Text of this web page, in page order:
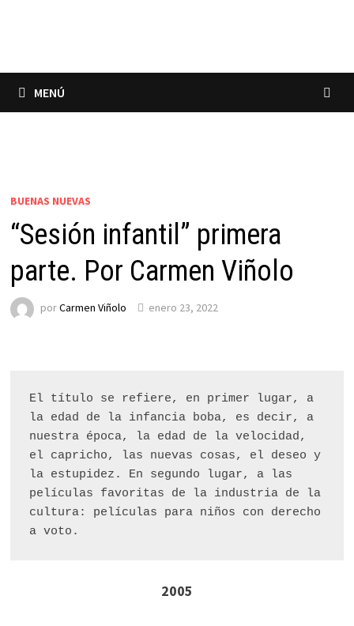
MENÚ
BUENAS NUEVAS
“Sesión infantil” primera
parte. Por Carmen Viñolo
porCarmen Viñolo enero 23, 2022
El título se refiere, en primer lugar, a
la edad de la infancia boba, es decir, a
nuestra época, la edad de la velocidad,
el capricho, las nuevas cosas, el deseo y
la estupidez. En segundo lugar, a las
películas favoritas de la industria de la
cultura: películas para niños con derecho
a voto.
2005